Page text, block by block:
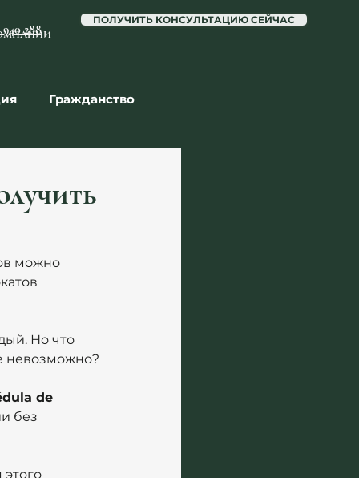
940 288
ПОЛУЧИТЬ КОНСУЛЬТАЦИЮ СЕЙЧАС
Гражданство
можно
Но что
невозможно?
de
без